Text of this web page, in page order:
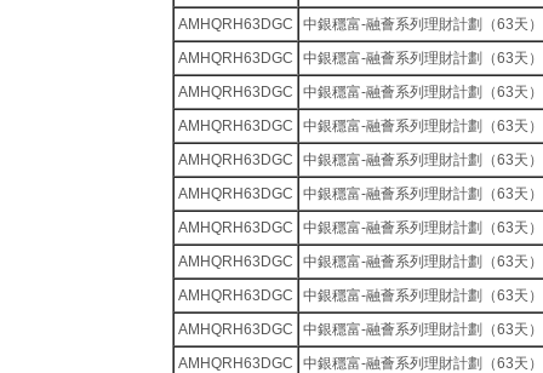
AMHQRH63DGC
中銀穩富-融薈系列理財計劃（63天）
AMHQRH63DGC
中銀穩富-融薈系列理財計劃（63天）
AMHQRH63DGC
中銀穩富-融薈系列理財計劃（63天）
AMHQRH63DGC
中銀穩富-融薈系列理財計劃（63天）
AMHQRH63DGC
中銀穩富-融薈系列理財計劃（63天）
AMHQRH63DGC
中銀穩富-融薈系列理財計劃（63天）
AMHQRH63DGC
中銀穩富-融薈系列理財計劃（63天）
AMHQRH63DGC
中銀穩富-融薈系列理財計劃（63天）
AMHQRH63DGC
中銀穩富-融薈系列理財計劃（63天）
AMHQRH63DGC
中銀穩富-融薈系列理財計劃（63天）
AMHQRH63DGC
中銀穩富-融薈系列理財計劃（63天）